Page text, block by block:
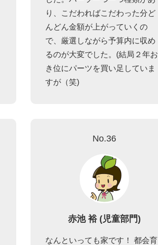
り、こだわればこだわった分ど
んどん金額が上がっていくの
で、厳選しながら予算内に収め
るのが大変でした。(結局２年お
き位にパーツを買い足していま
すが（笑)
No.36
赤池 裕 (児童部門)
なんといっても家です！ 都会育